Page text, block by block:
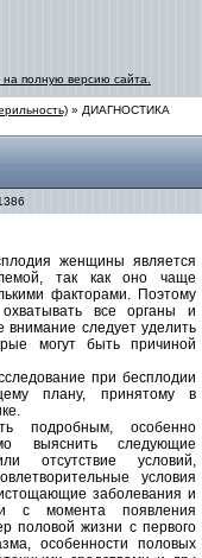
полную версию сайта.
» ДИАГНОСТИКА
женщины является
так как оно чаще
факторами. Поэтому
все органы и
внимание следует уделить
могут быть причиной
при бесплодии
плану, принятому в
подробным, особенно
выяснить следующие
отсутствие условий,
условия
заболевания и
с момента появления
половой жизни с первого
особенности половых